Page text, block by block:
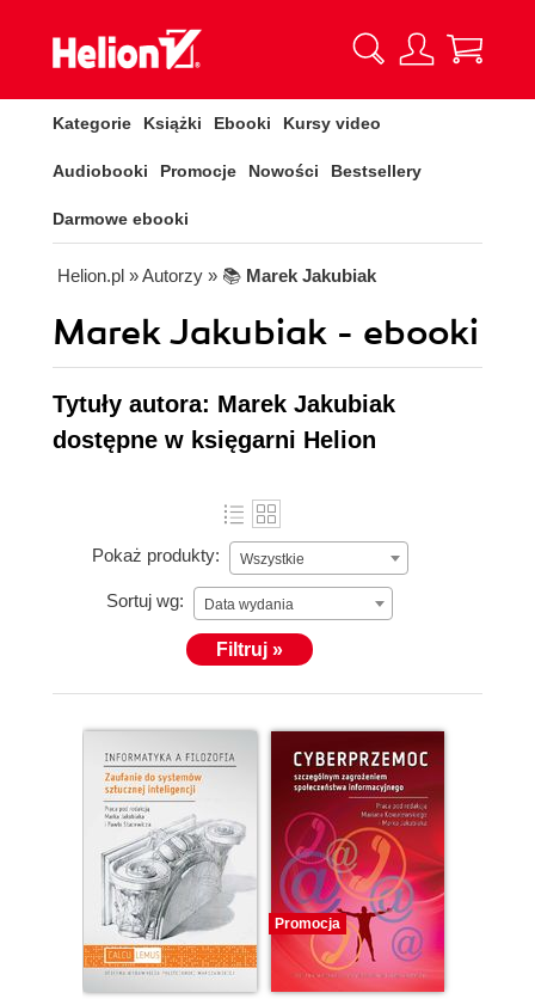
Kategorie Książki Ebooki Kursy video
Audiobooki Promocje Nowości Bestsellery
Darmowe ebooki
Helion.pl » Autorzy » 📚 Marek Jakubiak
Marek Jakubiak - ebooki
Tytuły autora: Marek Jakubiak
dostępne w księgarni Helion
Pokaż produkty: Wszystkie
Sortuj wg: Data wydania
Filtruj »
Promocja